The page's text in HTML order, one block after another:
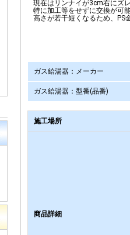
現在はリンナイが3cm右にズ
特に加工等をせずに交換が可能
高さが若干短くなるため、PS
ガス給湯器：メーカー
ガス給湯器：型番(品番)
施工場所
商品詳細